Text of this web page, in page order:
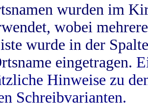
wurden im
wobei
wurde in der
eingetragen.
Hinweise zu
Schreibvarianten.